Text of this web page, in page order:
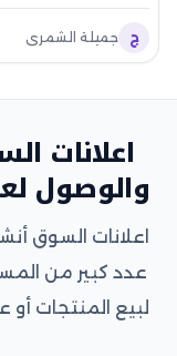
ج جميلة الشمري
اعلانات
والوصول
اعلانات السوق
عدد كبير من
لبيع المنتجات أو